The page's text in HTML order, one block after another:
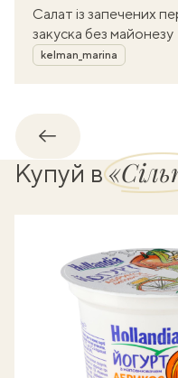
Салат із запечених
закуска без майонезу
Автор
kelman_marina
Назад
Купуй в